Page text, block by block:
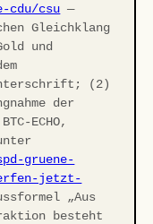
cdu/csu —
Gleichklang
und
(2)
der
ECHO,
gruene-
jetzt-
„Aus
besteht